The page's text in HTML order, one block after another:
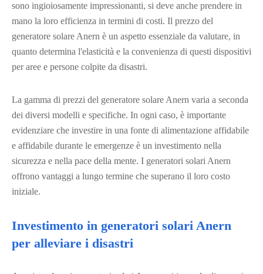
sono ingioiosamente impressionanti, si deve anche prendere in
mano la loro efficienza in termini di costi. Il prezzo del
generatore solare Anern è un aspetto essenziale da valutare, in
quanto determina l'elasticità e la convenienza di questi dispositivi
per aree e persone colpite da disastri.
La gamma di prezzi del generatore solare Anern varia a seconda
dei diversi modelli e specifiche. In ogni caso, è importante
evidenziare che investire in una fonte di alimentazione affidabile
e affidabile durante le emergenze è un investimento nella
sicurezza e nella pace della mente. I generatori solari Anern
offrono vantaggi a lungo termine che superano il loro costo
iniziale.
Investimento in generatori solari Anern
per alleviare i disastri